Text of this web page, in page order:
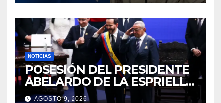
NOTICIAS
POSESIÓN DEL PRESIDENTE
ABELARDO DE LA ESPRIELLA
2026 – 2030
AGOSTO 9, 2026